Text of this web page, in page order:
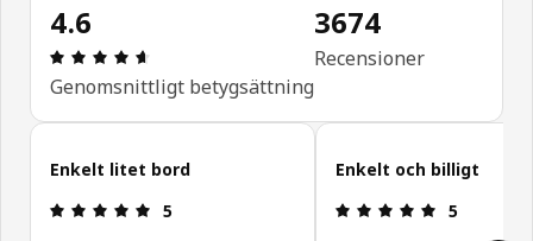
4.6
Recension: 4.6 utav 5 stjärnor. Totalt antal
Genomsnittligt betygsättning
3674
Recensioner
Hoppa över
Enkelt litet bord
Recension: 5 utav 5 stjärnor.
5
Enkelt och billigt
5